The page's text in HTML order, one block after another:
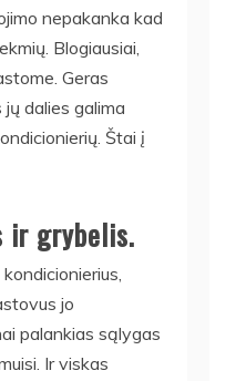
nepakanka kad
Blogiausiai,
Geras
dalies galima
Štai į
ir grybelis.
jo
palankias sąlygas
Ir viskas